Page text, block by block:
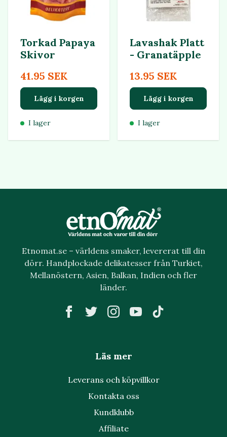
Torkad Papaya
Skivor
41.95 SEK
Lägg i korgen
I lager
Lavashak Platt
- Granatäpple
13.95 SEK
Lägg i korgen
I lager
Etnomat.se – världens smaker, levererat till din
dörr. Handplockade delikatesser från Turkiet,
Mellanöstern, Asien, Balkan, Indien och fler
länder.
Läs mer
Leverans och köpvillkor
Kontakta oss
Kundklubb
Affiliate